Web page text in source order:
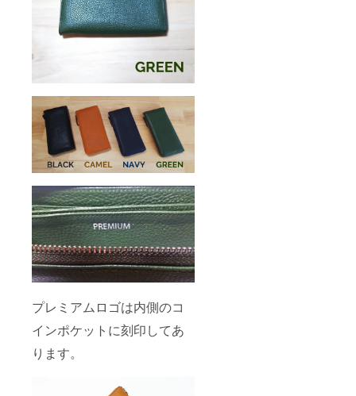
プレミアムロゴは内側のコ
インポケットに刻印してあ
ります。